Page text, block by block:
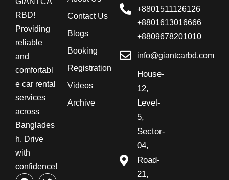
RBD!
Providing
reliable
and
comfortabl
e car rental
services
across
Banglades
h. Drive
with
confidence!
Contact Us
Blogs
Booking
Registration
Videos
Archive
+8801511126126
+8801613016666
+8809678201010
info@giantcarbd.com
House-
12,
Level-
5,
Sector-
04,
Road-
21,